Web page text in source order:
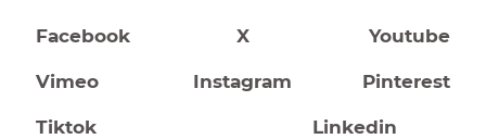
Facebook X Youtube
Vimeo Instagram Pinterest
Tiktok Linkedin